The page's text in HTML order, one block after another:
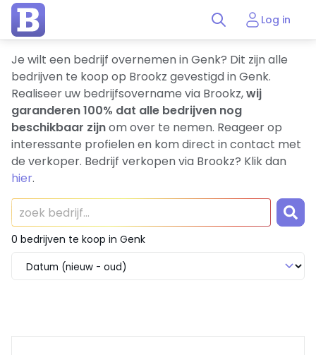
Log in
Je wilt een bedrijf overnemen in Genk? Dit zijn alle
bedrijven te koop op Brookz gevestigd in Genk.
Realiseer uw bedrijfsovername via Brookz,wij
garanderen 100% dat alle bedrijven nog
beschikbaar zijnom over te nemen. Reageer op
interessante profielen en kom direct in contact met
de verkoper. Bedrijf verkopen via Brookz? Klik dan
hier.
0 bedrijven te koop in Genk